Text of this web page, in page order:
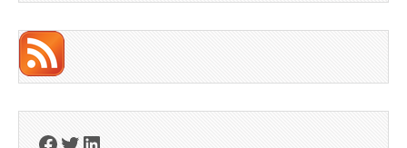
Facebook
Twitter
LinkedIn